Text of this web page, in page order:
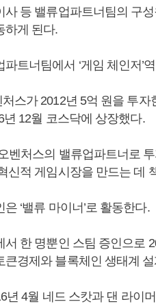
사 등 밸류업파트너팀의 구
하게 된다.
트너팀에서 ‘게임 체인저’
스가 2012년 5억 원을 투
12월 코스닥에 상장했다.
벤처스의 밸류업파트너로
신적 게임시장을 만드는 데
‘밸류 마이너’로 활동한다.
서 한 명뿐인 스팀 증인으로
큰경제와 블록체인 생태계
년 4월 네드 스캇과 댄 라이